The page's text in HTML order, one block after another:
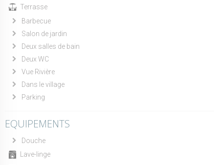
Terrasse
Barbecue
Salon de jardin
Deux salles de bain
Deux WC
Vue Rivière
Dans le village
Parking
EQUIPEMENTS
Douche
Lave-linge